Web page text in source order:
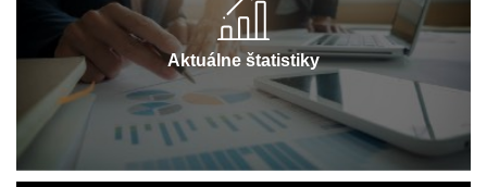
Aktuálne štatistiky